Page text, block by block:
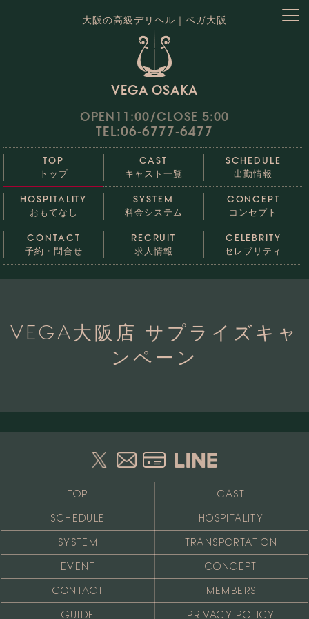
大阪の高級デリヘル｜ベガ大阪
VEGA OSAKA
OPEN11:00/CLOSE 5:00
TEL:06-6777-6477
TOP
トップ
CAST
キャスト一覧
SCHEDULE
出勤情報
HOSPITALITY
おもてなし
SYSTEM
料金システム
CONCEPT
コンセプト
CONTACT
予約・問合せ
RECRUIT
求人情報
CELEBRITY
セレブリティ
VEGA大阪店 サプライズキャ
ンペーン
TOP
CAST
SCHEDULE
HOSPITALITY
SYSTEM
TRANSPORTATION
EVENT
CONCEPT
CONTACT
MEMBERS
GUIDE
PRIVACY POLICY